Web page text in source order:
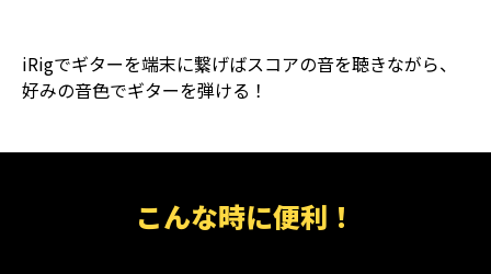
iRigでギターを端末に繋げばスコアの音を聴きながら、
好みの音色でギターを弾ける！
こんな時に便利！